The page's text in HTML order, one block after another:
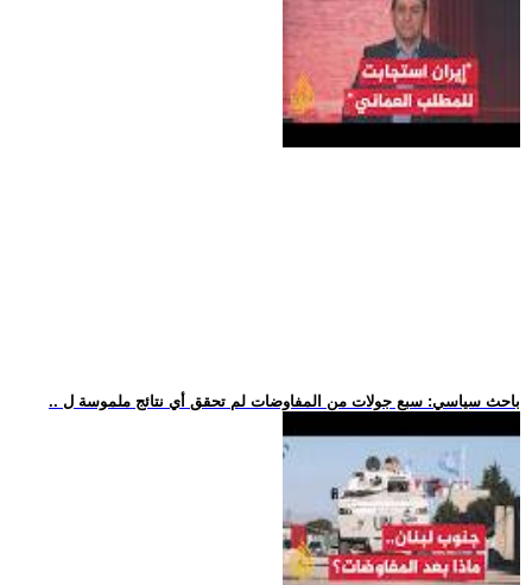
.. باحث سياسي: سبع جولات من المفاوضات لم تحقق أي نتائج ملموسة ل